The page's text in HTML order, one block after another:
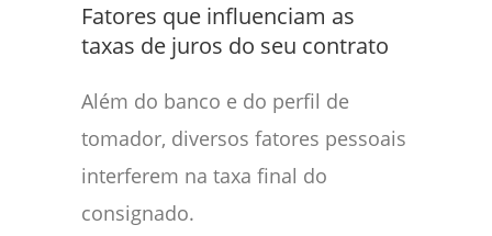
Fatores que influenciam as
taxas de juros do seu contrato
Além do banco e do perfil de
tomador, diversos fatores pessoais
interferem na taxa final do
consignado.